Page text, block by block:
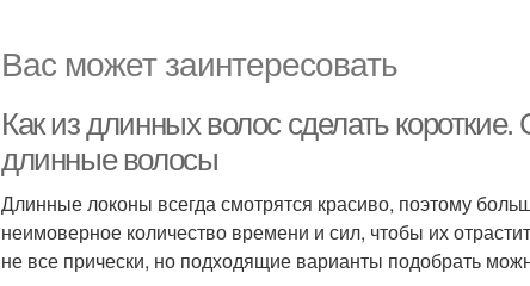
Вас может заинтересовать
Как из длинных волос сделать
длинные волосы
Длинные локоны всегда смотрятся красиво, поэтому
неимоверное количество времени и сил, чтобы их
не все прически, но подходящие варианты подобрать